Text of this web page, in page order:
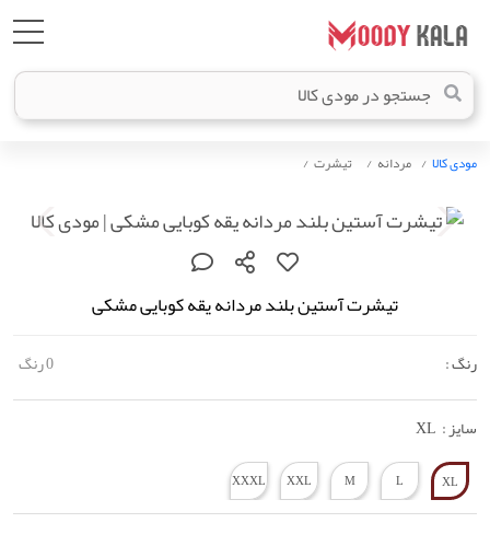
مودی کالا مردانه تیشرت
تیشرت آستین بلند مردانه یقه کوبایی مشکی
رنگ : 0 رنگ
سایز : XL
XL
L
M
XXL
XXXL